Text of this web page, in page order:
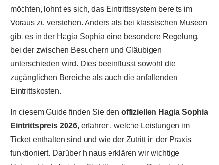
möchten, lohnt es sich, das Eintrittssystem bereits im
Voraus zu verstehen. Anders als bei klassischen Museen
gibt es in der Hagia Sophia eine besondere Regelung,
bei der zwischen Besuchern und Gläubigen
unterschieden wird. Dies beeinflusst sowohl die
zugänglichen Bereiche als auch die anfallenden
Eintrittskosten.
In diesem Guide finden Sie den offiziellen Hagia Sophia
Eintrittspreis 2026, erfahren, welche Leistungen im
Ticket enthalten sind und wie der Zutritt in der Praxis
funktioniert. Darüber hinaus erklären wir wichtige